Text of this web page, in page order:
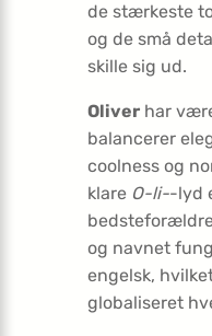
de stærkeste
og de små
skille sig ud.
Oliver har
balancerer
coolness og
klare O-li--lyd
og navnet
engelsk,
globaliseret